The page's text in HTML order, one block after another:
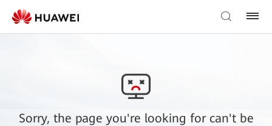
Sorry, the page you're looking for can't be